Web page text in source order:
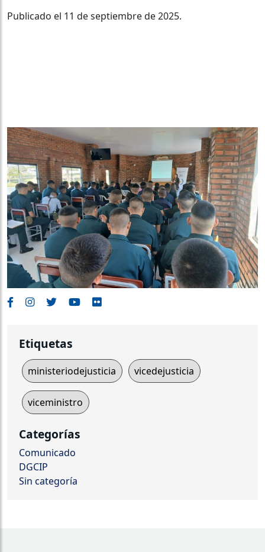
Publicado el 11 de septiembre de 2025.
Etiquetas
ministeriodejusticia vicedejusticia
viceministro
Categorías
Comunicado
DGCIP
Sin categoría